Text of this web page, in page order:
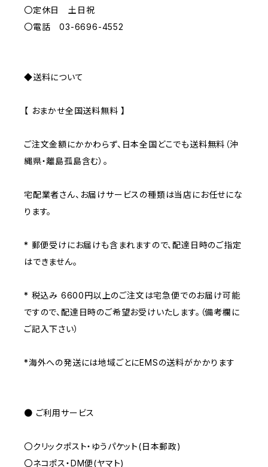
GRAY〇定休日 土日祝
〇電話 03-6696-4552
◆送料について
【 おまかせ全国送料無料 】
ご注文金額にかかわらず、日本全国どこでも送料無料（沖
縄県・離島孤島含む）。
宅配業者さん、お届けサービスの種類は当店にお任せにな
ります。
* 郵便受けにお届けも含まれますので、配達日時のご指定
はできません。
* 税込み 6600円以上のご注文は宅急便でのお届け可能
ですので、配達日時のご希望お受けいたします。（備考欄に
ご記入下さい）
*海外への発送には地域ごとにEMSの送料がかかります
● ご利用サービス
〇クリックポスト・ゆうパケット(日本郵政)
〇ネコポス・DM便(ヤマト)